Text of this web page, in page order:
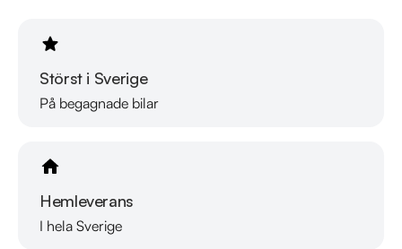
Störst i Sverige
På begagnade bilar
Hemleverans
I hela Sverige